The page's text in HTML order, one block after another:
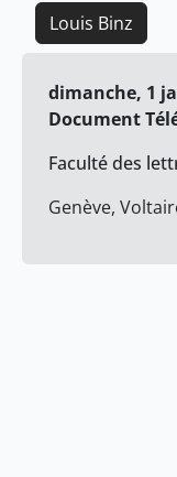
Louis Binz
dimanche, 1
Document
Faculté des
Genève,